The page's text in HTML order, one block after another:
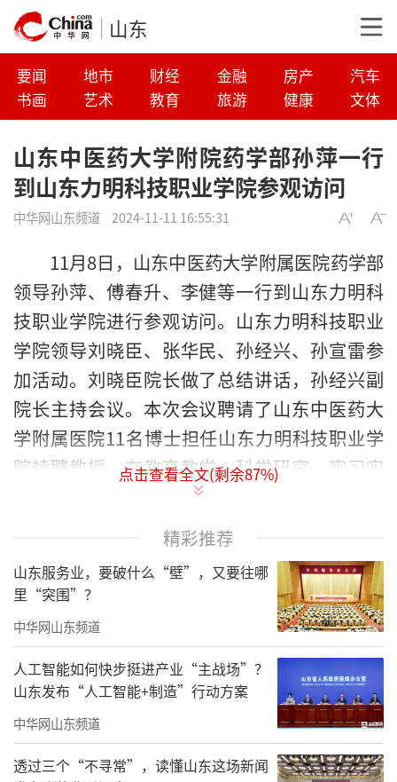
山东
要闻 地市 财经 金融 房产
汽车
书画
艺术 教育 旅游 健康 文体
山东中医药大学附院药学部孙萍一行
到山东力明科技职业学院参观访问
中华网山东频道 2024-11-11 16:55:31
11月8日，山东中医药大学附属医院药学部
领导孙萍、傅春升、李健等一行到山东力明科
技职业学院进行参观访问。山东力明科技职业
学院领导刘晓臣、张华民、孙经兴、孙宣雷参
加活动。刘晓臣院长做了总结讲话，孙经兴副
院长主持会议。本次会议聘请了山东中医药大
学附属医院11名博士担任山东力明科技职业学
院特聘教授，在教育教学、科学研究、实习实
训、产教融合等方面给予指导帮助，极大的提
升了山东力明科技职业学院师资队伍建设水
点击查看全文(剩余87%)
精彩推荐
山东服务业，要破什么“壁”，又要往哪
里“突围”？
中华网山东频道
人工智能如何快步挺进产业“主战场”？
山东发布“人工智能+制造”行动方案
中华网山东频道
透过三个“不寻常”，读懂山东这场新闻